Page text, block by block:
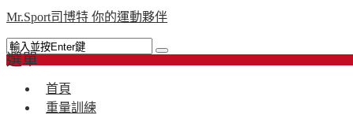
Mr.Sport司博特 你的運動夥伴
選單
首頁
重量訓練